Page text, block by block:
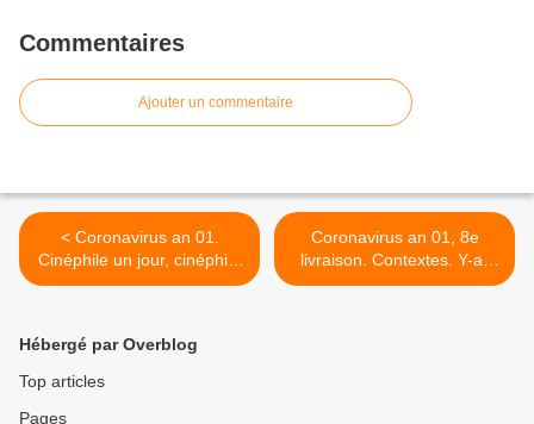
Commentaires
Ajouter un commentaire
< Coronavirus an 01.
Cinéphile un jour, cinéphile
toujours
Coronavirus an 01, 8e
livraison. Contextes. Y-a-
qu’à-t’as-qu'as-faut-qu’on.
Hébergé par Overblog
Top articles
Pages